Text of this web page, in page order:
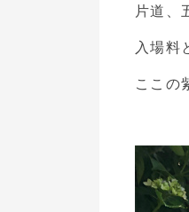
片道、
入場料
ここの